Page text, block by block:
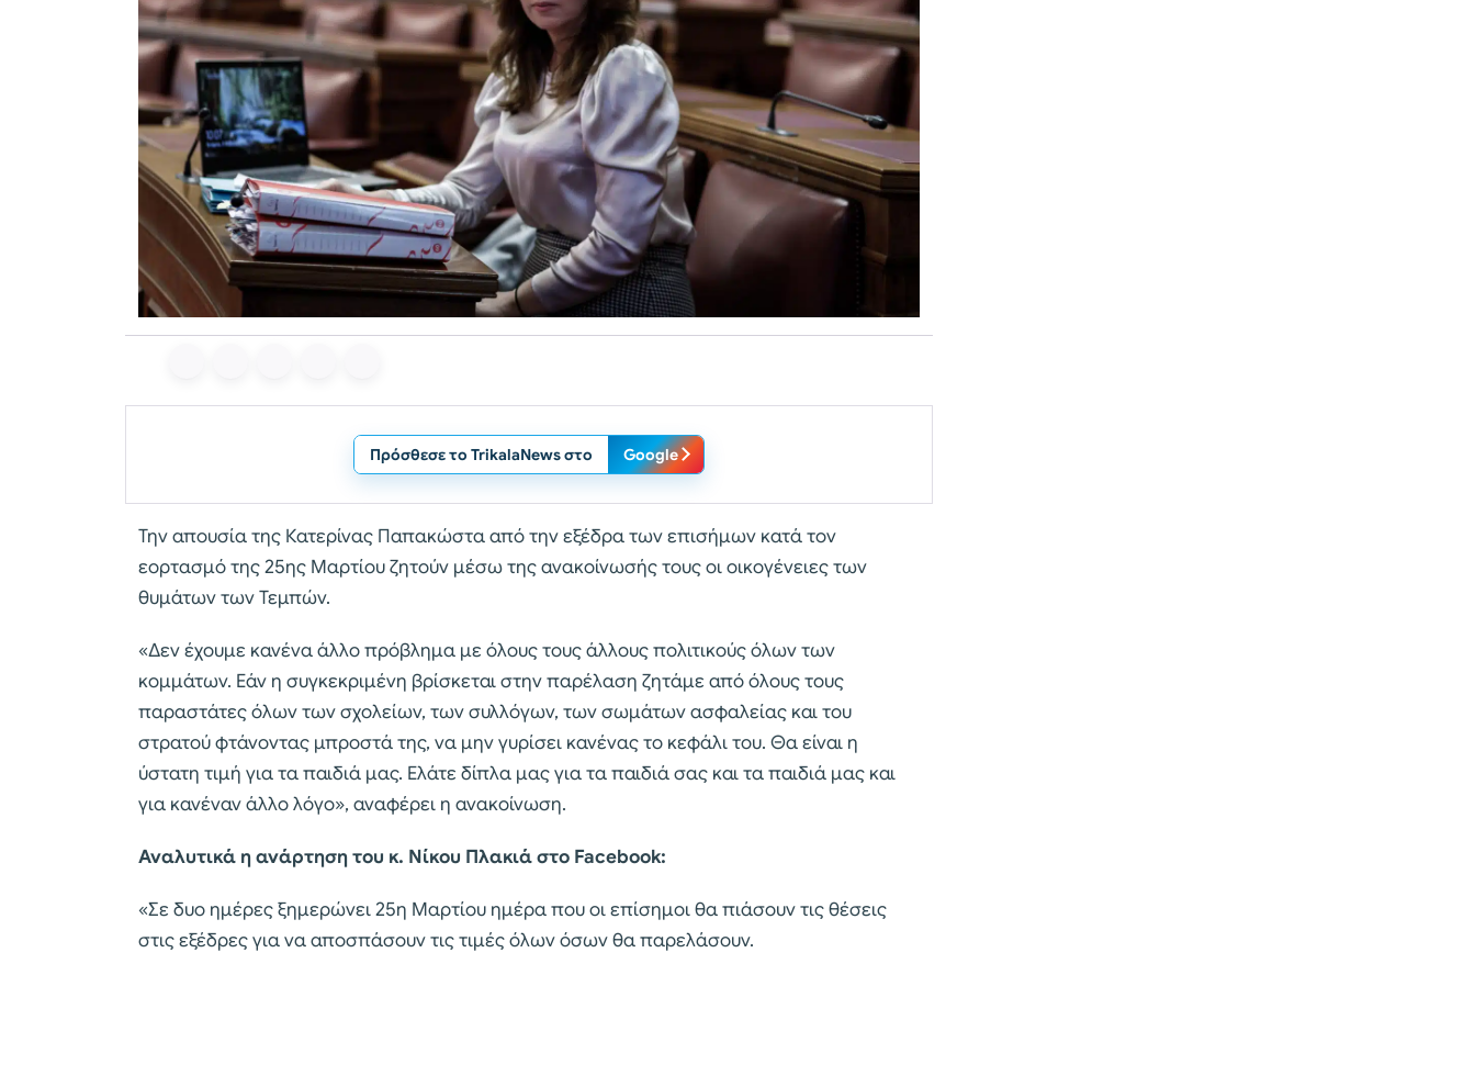
Πρόσθεσε το TrikalaNews στο Google
Την απουσία της Κατερίνας Παπακώστα από την εξέδρα των επισήμων κατά τον
εορτασμό της 25ης Μαρτίου ζητούν μέσω της ανακοίνωσής τους οι οικογένειες των
θυμάτων των Τεμπών.
«Δεν έχουμε κανένα άλλο πρόβλημα με όλους τους άλλους πολιτικούς όλων των
κομμάτων. Εάν η συγκεκριμένη βρίσκεται στην παρέλαση ζητάμε από όλους τους
παραστάτες όλων των σχολείων, των συλλόγων, των σωμάτων ασφαλείας και του
στρατού φτάνοντας μπροστά της, να μην γυρίσει κανένας το κεφάλι του. Θα είναι η
ύστατη τιμή για τα παιδιά μας. Ελάτε δίπλα μας για τα παιδιά σας και τα παιδιά μας και
για κανέναν άλλο λόγο», αναφέρει η ανακοίνωση.
Αναλυτικά η ανάρτηση του κ. Νίκου Πλακιά στο Facebook:
«Σε δυο ημέρες ξημερώνει 25η Μαρτίου ημέρα που οι επίσημοι θα πιάσουν τις θέσεις
στις εξέδρες για να αποσπάσουν τις τιμές όλων όσων θα παρελάσουν.